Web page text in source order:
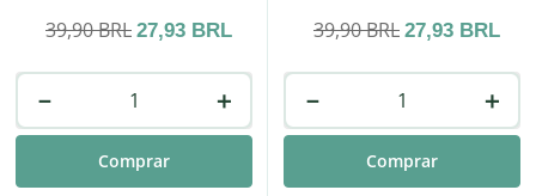
39,90BRL 27,93 BRL
＋
－
Comprar
39,90BRL 27,93 BRL
＋
－
Comprar